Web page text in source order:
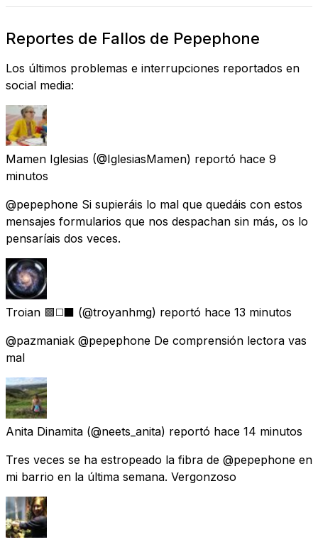
Reportes de Fallos de Pepephone
Los últimos problemas e interrupciones reportados en
social media:
Mamen Iglesias (@IglesiasMamen) reportó hace 9
minutos
@pepephone Si supieráis lo mal que quedáis con estos
mensajes formularios que nos despachan sin más, os lo
pensaríais dos veces.
Troian 🟩◻️⬛ (@troyanhmg) reportó hace 13 minutos
@pazmaniak @pepephone De comprensión lectora vas
mal
Anita Dinamita (@neets_anita) reportó hace 14 minutos
Tres veces se ha estropeado la fibra de @pepephone en
mi barrio en la última semana. Vergonzoso